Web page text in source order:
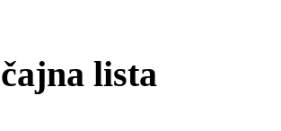
lista